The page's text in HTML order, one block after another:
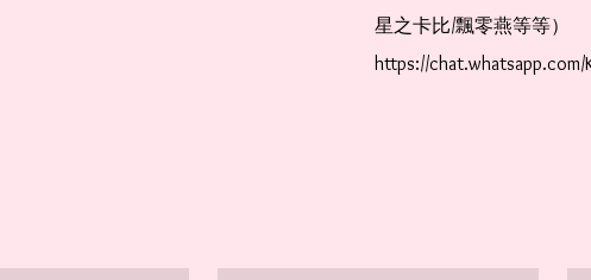
星之卡比/飄零燕等等）
https://chat.whatsapp.com/